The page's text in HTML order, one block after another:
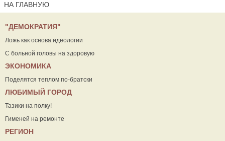
НА ГЛАВНУЮ
"ДЕМОКРАТИЯ"
Ложь как основа идеологии
С больной головы на здоровую
ЭКОНОМИКА
Поделятся теплом по-братски
ЛЮБИМЫЙ ГОРОД
Тазики на полку!
Гименей на ремонте
РЕГИОН